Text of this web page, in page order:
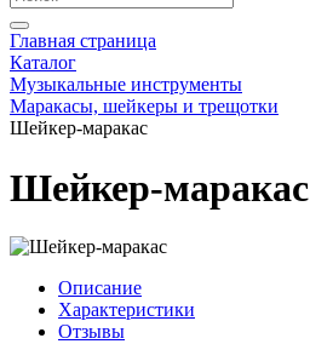
Главная страница
Каталог
Музыкальные инструменты
Маракасы, шейкеры и трещотки
Шейкер-маракас
Шейкер-маракас
Описание
Характеристики
Отзывы